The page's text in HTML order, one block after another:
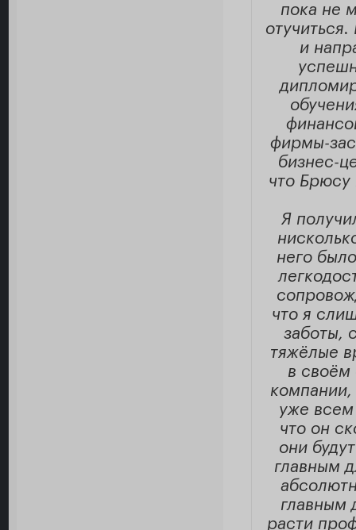
пока не
и
фирмы-
бизнес-
что Брюсу
Я
него
что я
заботы,
тяжёлые
в своём
уже
что он
они
главным
главным
расти